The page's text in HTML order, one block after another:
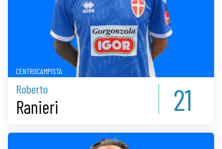
CENTROCAMPISTA
Roberto
Ranieri 21